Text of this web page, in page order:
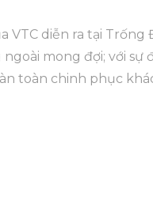
VTC diễn ra tại Trống
mong đợi; với
toàn chinh phục